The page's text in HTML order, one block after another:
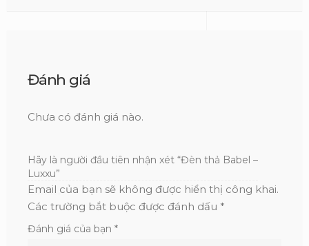
Đánh giá
Chưa có đánh giá nào.
Hãy là người đầu tiên nhận xét “Đèn thả Babel –
Luxxu”
Email của bạn sẽ không được hiển thị công khai.
Các trường bắt buộc được đánh dấu *
Đánh giá của bạn *